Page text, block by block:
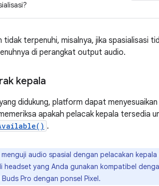
tidak terpenuhi, misalnya, jika spasialisasi
di perangkat output audio.
kepala
didukung, platform dapat
apakah pelacak kepala tersedia
.
audio spasial dengan pelacakan
headset yang Anda gunakan kompatibel
Pro dengan ponsel Pixel.